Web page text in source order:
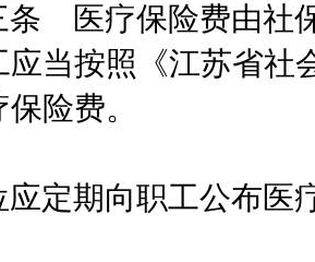
医疗保险费由社
应当按照《江苏省社
险费。
定期向职工公布医